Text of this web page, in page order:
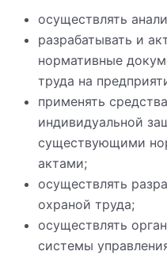
осуществлять
разрабатывать и
нормативные
труда на
применять
индивидуальной
существующими
актами;
осуществлять
охраной труда;
осуществлять
системы